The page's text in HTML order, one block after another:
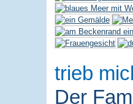
trieb
Der